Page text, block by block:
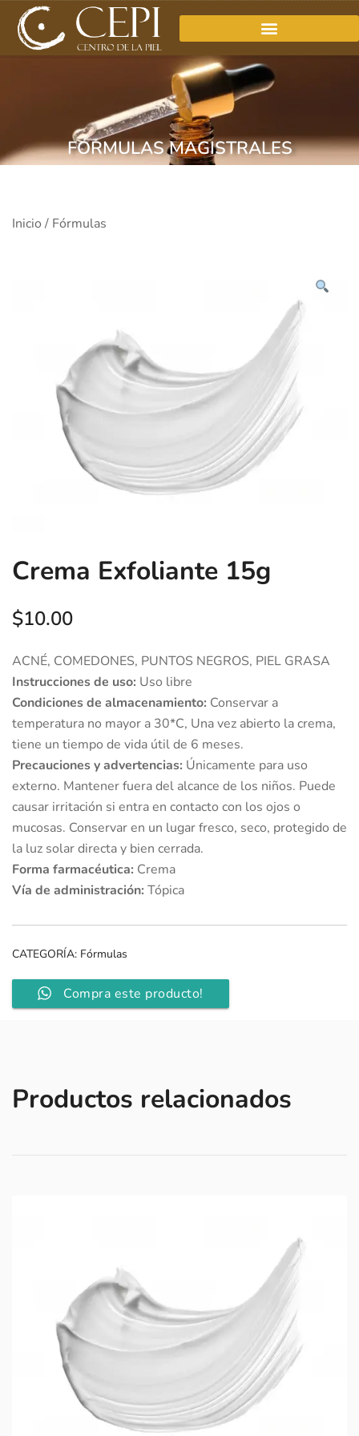
FÓRMULAS MAGISTRALES
Inicio / Fórmulas
Crema Exfoliante 15g
$10.00
ACNÉ, COMEDONES, PUNTOS NEGROS, PIEL GRASA
Instrucciones de uso: Uso libre
Condiciones de almacenamiento: Conservar a
temperatura no mayor a 30*C, Una vez abierto la crema,
tiene un tiempo de vida útil de 6 meses.
Precauciones y advertencias: Únicamente para uso
externo. Mantener fuera del alcance de los niños. Puede
causar irritación si entra en contacto con los ojos o
mucosas. Conservar en un lugar fresco, seco, protegido de
la luz solar directa y bien cerrada.
Forma farmacéutica: Crema
Vía de administración: Tópica
CATEGORÍA: Fórmulas
Compra este producto!
Productos relacionados